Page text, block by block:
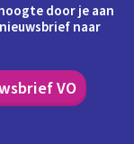
door je aan
naar
VO